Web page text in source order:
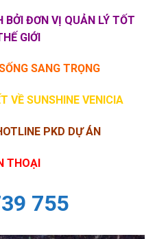
BỞI ĐƠN VỊ QUẢN LÝ TỐT
GIỚI
SANG TRỌNG
VỀ SUNSHINE VENICIA
PKD DỰ ÁN
THOẠI
755